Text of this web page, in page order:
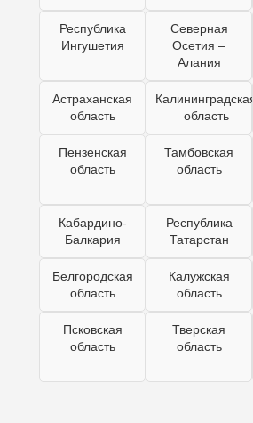
Республика
Ингушетия
Северная
Осетия –
Алания
Астраханская
область
Калининградская
область
Пензенская
область
Тамбовская
область
Кабардино-
Балкария
Республика
Татарстан
Белгородская
область
Калужская
область
Псковская
область
Тверская
область